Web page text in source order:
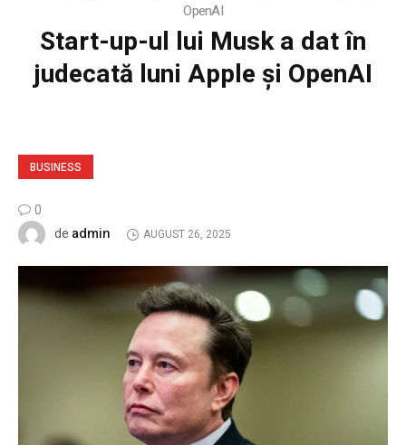
OpenAI
Start-up-ul lui Musk a dat în
judecată luni Apple și OpenAI
BUSINESS
0
de admin AUGUST 26, 2025